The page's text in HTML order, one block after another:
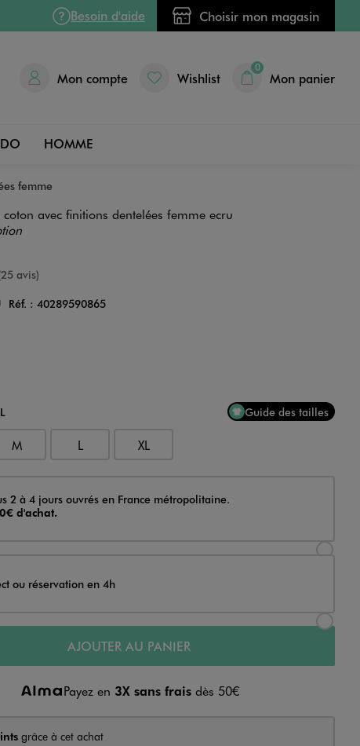
Besoin d'aide Choisir mon magasin
Mon compte Wishlist
0
Mon panier
HOMME
femme
avec finitions dentelées femme ecru
avis)
Réf. : 40289590865
Guide des tailles
M L XL
2 à 4 jours ouvrés en France métropolitaine.
d'achat.
ou réservation en 4h
AJOUTER AU PANIER
Payez en 3X sans fraisdès 50€
grâce à cet achat